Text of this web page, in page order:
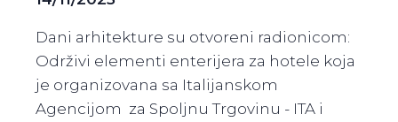
Dani arhitekture su otvoreni radionicom:
Održivi elementi enterijera za hotele koja
je organizovana sa Italijanskom
Agencijom za Spoljnu Trgovinu - ITA i